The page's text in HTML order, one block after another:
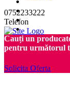
0752233222
Telefon
Cauți un
pentru următorul
Solicita Oferta